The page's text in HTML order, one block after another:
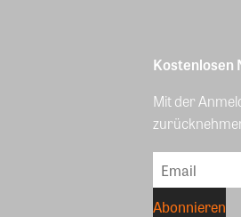
Kostenlosen
Mit der